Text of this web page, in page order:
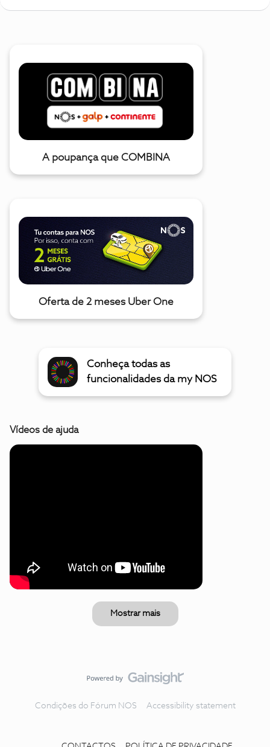
A poupança que COMBINA
Oferta de 2 meses Uber One
Conheça todas as
funcionalidades da my NOS
Vídeos de ajuda
Mostrar mais
Condições do Fórum NOS Accessibility statement